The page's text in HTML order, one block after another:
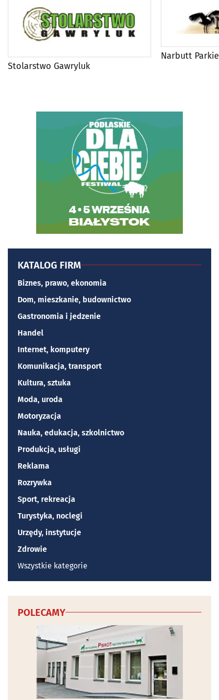
Stolarstwo Gawryluk
Narbutt
KATALOG FIRM
Biznes, prawo, ekonomia
Dom, mieszkanie, budownictwo
Gastronomia i jedzenie
Handel
Internet, komputery
Komunikacja, transport
Kultura, sztuka
Moda, uroda
Motoryzacja
Nauka, edukacja, szkolnictwo
Produkcja, usługi
Reklama
Rozrywka
Sport, rekreacja
Turystyka, noclegi
Urzędy, instytucje
Zdrowie
Wszystkie kategorie
POLECAMY